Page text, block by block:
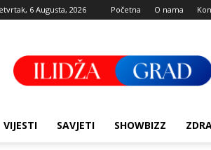
6 Augusta, 2026 Početna O nama
Grad
VIJESTI SAVJETI SHOWBIZZ